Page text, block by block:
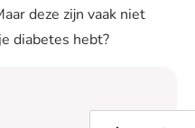
deze zijn vaak niet
diabetes hebt?